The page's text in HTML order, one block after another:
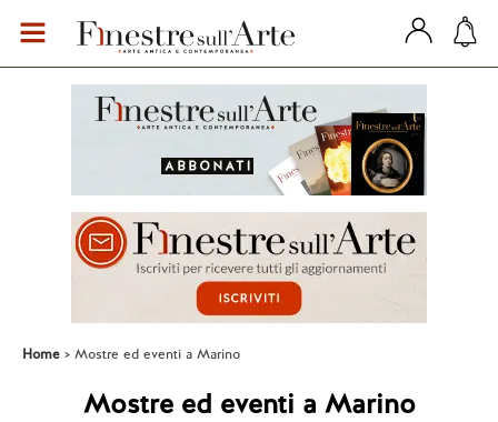
Home Mostre ed eventi a Marino
Mostre ed eventi a Marino